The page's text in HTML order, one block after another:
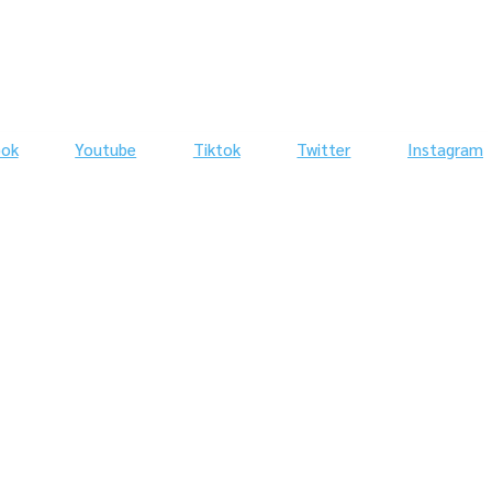
Youtube Tiktok Twitter Instagram